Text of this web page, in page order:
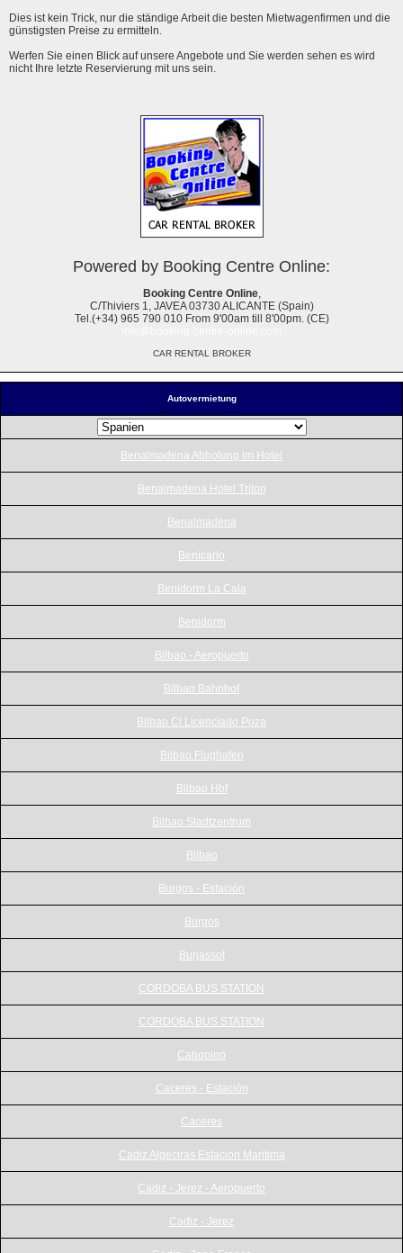
Autovermietung
Benalmadena Abholung im Hotel
Benalmadena Hotel Triton
Benalmadena
Benicarlo
Benidorm La Cala
Benidorm
Bilbao - Aeropuerto
Bilbao Bahnhof
Bilbao Cl Licenciado Poza
Bilbao Flughafen
Bilbao Hbf
Bilbao Stadtzentrum
Bilbao
Burgos - Estación
Burgos
Burjassot
CORDOBA BUS STATION
CORDOBA BUS STATION
Cabopino
Caceres - Estación
Caceres
Cadiz Algeciras Estacion Maritima
Cadiz - Jerez - Aeropuerto
Cadiz - Jerez
Dies ist kein Trick, nur die ständige Arbeit die besten Mietwagenfirmen und die
günstigsten Preise zu ermitteln.
Werfen Sie einen Blick auf unsere Angebote und Sie werden sehen es wird
nicht Ihre letzte Reservierung mit uns sein.
Powered by Booking Centre Online:
Booking Centre Online,
C/Thiviers 1, JAVEA 03730 ALICANTE (Spain)
Tel.(+34) 965 790 010 From 9'00am till 8'00pm. (CE)
CAR RENTAL BROKER